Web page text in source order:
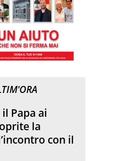
Papa ai
la
con il